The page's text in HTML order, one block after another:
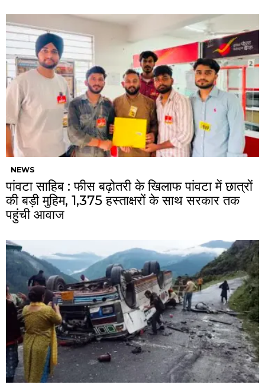
NEWS
पांवटा साहिब : फीस बढ़ोतरी के खिलाफ पांवटा में छात्रों
की बड़ी मुहिम, 1,375 हस्ताक्षरों के साथ सरकार तक
पहुंची आवाज